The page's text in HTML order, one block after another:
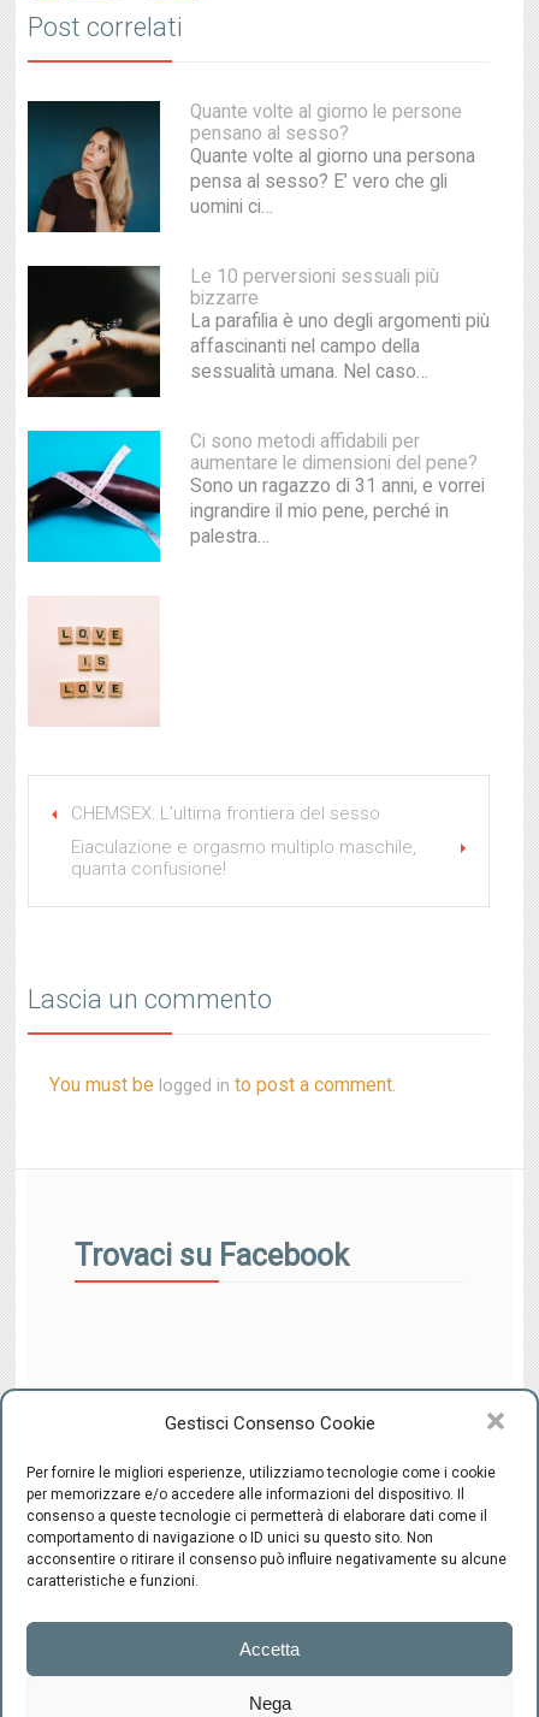
Gestisci Consenso Cookie
Per fornire le migliori esperienze, utilizziamo tecnologie come i cookie
per memorizzare e/o accedere alle informazioni del dispositivo. Il
consenso a queste tecnologie ci permetterà di elaborare dati come il
comportamento di navigazione o ID unici su questo sito. Non
acconsentire o ritirare il consenso può influire negativamente su alcune
caratteristiche e funzioni.
Accetta
Nega
Post correlati
Quante volte al giorno le persone
pensano al sesso?
Quante volte al giorno una persona
pensa al sesso? E’ vero che gli
uomini ci…
Le 10 perversioni sessuali più
bizzarre
La parafilia è uno degli argomenti più
affascinanti nel campo della
sessualità umana. Nel caso…
Ci sono metodi affidabili per
aumentare le dimensioni del pene?
Sono un ragazzo di 31 anni, e vorrei
ingrandire il mio pene, perché in
palestra…
CHEMSEX: L’ultima frontiera del sesso
Eiaculazione e orgasmo multiplo maschile,
quanta confusione!
Lascia un commento
You must be logged in to post a comment.
Trovaci su Facebook
CENTRO INTEGRATO DI SESSUOLOGIA "il Ponte" - C.F.
94220800489 -Cookie Policy-Privacy
Firenze
Ammirato, 37